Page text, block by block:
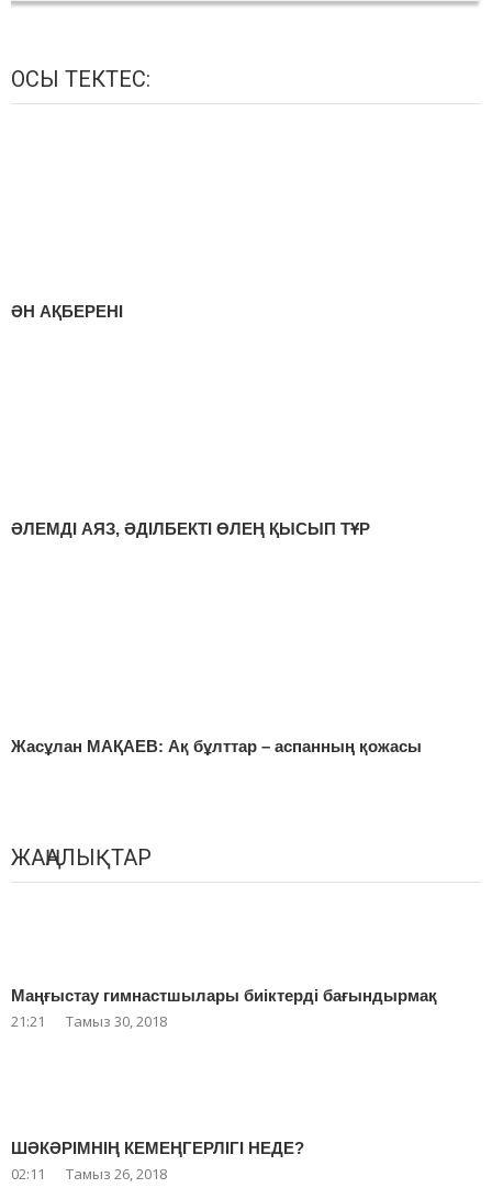
ОСЫ ТЕКТЕС:
ӘН АҚБЕРЕНІ
ӘЛЕМДІ АЯЗ, ӘДІЛБЕКТІ ӨЛЕҢ ҚЫСЫП ТҰР
Жасұлан МАҚАЕВ: Ақ бұлттар – аспанның қожасы
ЖАҢАЛЫҚТАР
Маңғыстау гимнастшылары биіктерді бағындырмақ
21:21 Тамыз 30, 2018
ШӘКӘРІМНІҢ КЕМЕҢГЕРЛІГІ НЕДЕ?
02:11 Тамыз 26, 2018